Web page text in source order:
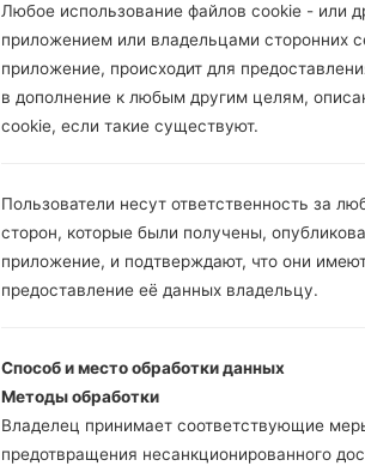
Любое использование файлов cookie - или
приложением или владельцами сторонних
приложение, происходит для
в дополнение к любым другим целям,
cookie, если такие существуют.
Пользователи несут ответственность за
сторон, которые были получены,
приложение, и подтверждают, что они
предоставление её данных владельцу.
Способ и место обработки данных
Методы обработки
Владелец принимает соответствующие
предотвращения несанкционированного